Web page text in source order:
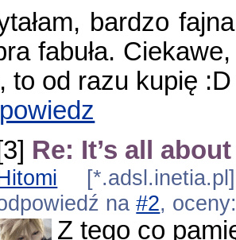
bardzo
fabuła.
to od razu kupię :D
[3] Re: It’s all
na#2,
Z tego co